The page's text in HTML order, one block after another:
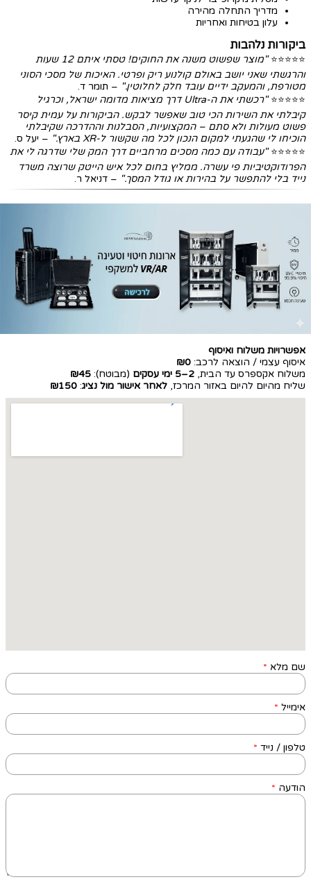
מדריך התחלה מהירה
עלון בטיחות ואחריות
ביקורות נלהבות
⭐⭐⭐⭐⭐
"מוצר שפשוט משנה את החוקים! טסתי איתם 12 שעות
והרגשתי שאני יושב באולם קולנוע ריק ופרטי. האיכות של מסכי הסוני
מטורפת, והמעקב ידיים עובד חלק לחלוטין." – תומר ד.
⭐⭐⭐⭐⭐
"רכשתי את ה-Ultra דרך מציאות מדומה ישראל, וכרגיל
קיבלתי את השירות הכי טוב שאפשר לבקש. הביקורות על עמית קיסר
פשוט מעולות ולא סתם – המקצועיות, הסבלנות וההדרכה שקיבלתי
הוכיחו לי שהגעתי למקום הנכון לכל מה שקשור ל-XR בארץ."
– יעל ס.
⭐⭐⭐⭐⭐"עבודה עם כמה מסכים מרחביים דרך המק שלי שדרגה לי את
הפרודוקטיביות פי עשרה. ממליץ בחום לכל איש הייטק שרוצה משרד
נייד בלי להתפשר על בהירות או גודל המסך." – דניאל ר.
אפשרויות משלוח ואיסוף
איסוף עצמי / הוצאה לרכב: ₪0
משלוח אקספרס עד הבית, 2–5 ימי עסקים (מבוטח): ₪45
שליח מהיום להיום באזור המרכז, לאחר אישור מול נציג:
₪150
שם מלא *
אימייל *
טלפון / נייד *
הודעה *